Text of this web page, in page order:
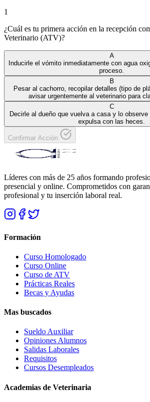
1
¿Cuál es tu primera acción en la recepción
Veterinario (ATV)?
A
Inducirle el vómito inmediatamente con agua
proceso.
B
Pesar al cachorro, recopilar detalles (tipo de
avisar urgentemente al veterinario para
C
Decirle al dueño que vuelva a casa y lo
expulsa con las heces.
Confirmar Acción
Líderes con más de 25 años formando
presencial y online. Comprometidos con
profesional y tu inserción laboral real.
Formación
Curso Homologado
Curso Online
Curso de ATV
Prácticas Reales
Becas y Ayudas
Mas buscados
Sueldo Auxiliar
Opiniones Alumnos
Salidas Laborales
Requisitos
Cursos Desempleados
Academias de Veterinaria